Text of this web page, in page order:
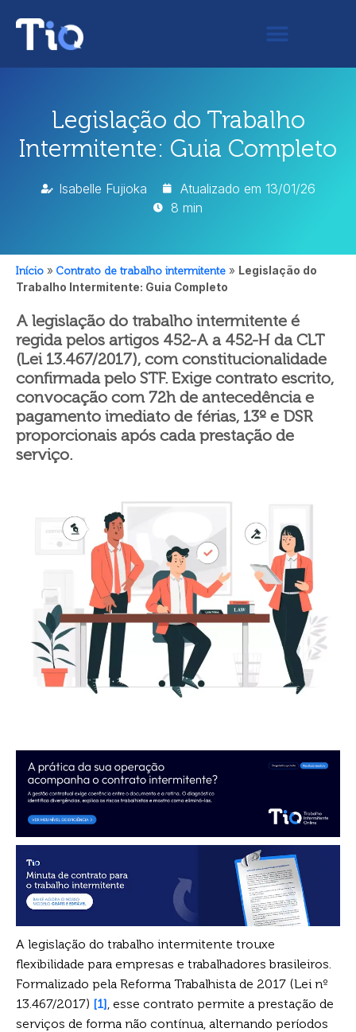
Legislação do Trabalho
Intermitente: Guia Completo
Isabelle Fujioka Atualizado em 13/01/26
8 min
Início » Contrato de trabalho intermitente » Legislação do
Trabalho Intermitente: Guia Completo
A legislação do trabalho intermitente é
regida pelos artigos 452-A a 452-H da CLT
(Lei 13.467/2017), com constitucionalidade
confirmada pelo STF. Exige contrato escrito,
convocação com 72h de antecedência e
pagamento imediato de férias, 13º e DSR
proporcionais após cada prestação de
serviço.
A legislação do trabalho intermitente trouxe
flexibilidade para empresas e trabalhadores brasileiros.
Formalizado pela Reforma Trabalhista de 2017 (Lei nº
13.467/2017) [1], esse contrato permite a prestação de
serviços de forma não contínua, alternando períodos